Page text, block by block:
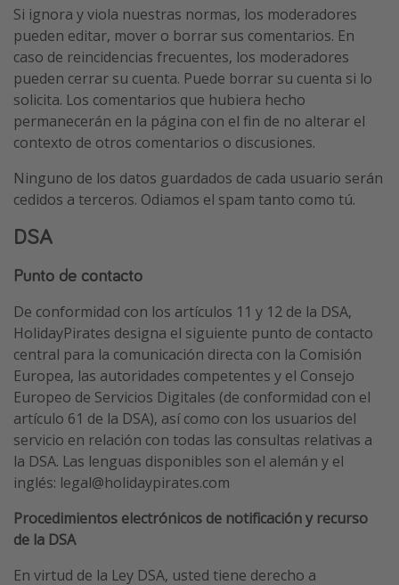
Hoteles más hot de España
Guía de equipaje de mano
Parques de atracciones
Viaja con musicales
El Rey León el musical
Harry Potter en Londres y otros destinos
Eventos deportivos
Si ignora y viola nuestras normas, los moderadores
pueden editar, mover o borrar sus comentarios. En
caso de reincidencias frecuentes, los moderadores
pueden cerrar su cuenta. Puede borrar su cuenta si lo
solicita. Los comentarios que hubiera hecho
permanecerán en la página con el fin de no alterar el
contexto de otros comentarios o discusiones.
Ninguno de los datos guardados de cada usuario serán
cedidos a terceros. Odiamos el spam tanto como tú.
DSA
Punto de contacto
De conformidad con los artículos 11 y 12 de la DSA,
HolidayPirates designa el siguiente punto de contacto
central para la comunicación directa con la Comisión
Europea, las autoridades competentes y el Consejo
Europeo de Servicios Digitales (de conformidad con el
artículo 61 de la DSA), así como con los usuarios del
servicio en relación con todas las consultas relativas a
la DSA. Las lenguas disponibles son el alemán y el
inglés: legal@holidaypirates.com
Procedimientos electrónicos de notificación y recurso
de la DSA
En virtud de la Ley DSA, usted tiene derecho a